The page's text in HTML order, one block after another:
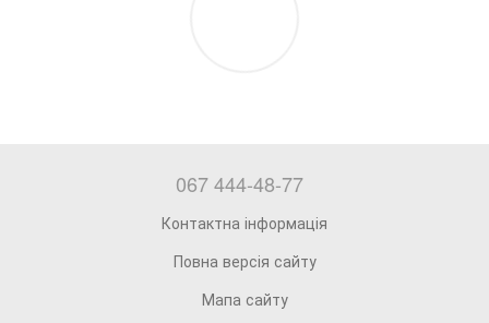
067 444-48-77
Контактна інформація
Повна версія сайту
Мапа сайту